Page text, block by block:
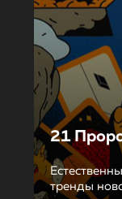
21
тренды